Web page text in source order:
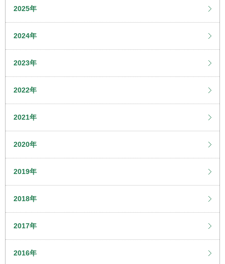
2025年
2024年
2023年
2022年
2021年
2020年
2019年
2018年
2017年
2016年